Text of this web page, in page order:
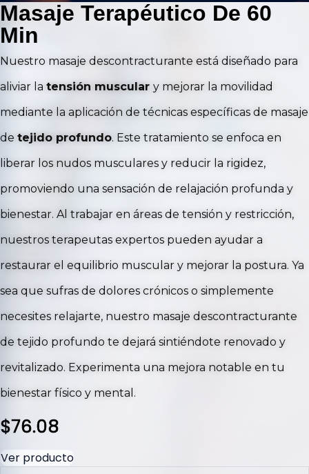
Masaje Terapéutico De 60
Min
Nuestro masaje descontracturante está diseñado para
aliviar la tensión muscular y mejorar la movilidad
mediante la aplicación de técnicas específicas de masaje
de tejido profundo. Este tratamiento se enfoca en
liberar los nudos musculares y reducir la rigidez,
promoviendo una sensación de relajación profunda y
bienestar. Al trabajar en áreas de tensión y restricción,
nuestros terapeutas expertos pueden ayudar a
restaurar el equilibrio muscular y mejorar la postura. Ya
sea que sufras de dolores crónicos o simplemente
necesites relajarte, nuestro masaje descontracturante
de tejido profundo te dejará sintiéndote renovado y
revitalizado. Experimenta una mejora notable en tu
bienestar físico y mental.
$76.08
Ver producto